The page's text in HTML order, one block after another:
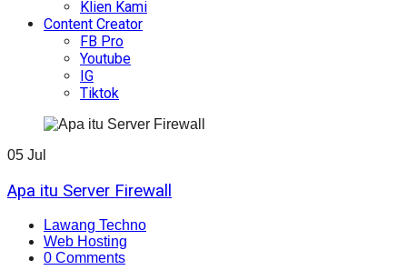
Klien Kami
Content Creator
FB Pro
Youtube
IG
Tiktok
05 Jul
Apa itu Server Firewall
Lawang Techno
Web Hosting
0 Comments